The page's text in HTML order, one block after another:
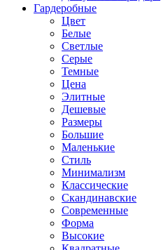
Гардеробные
Цвет
Белые
Светлые
Серые
Темные
Цена
Элитные
Дешевые
Размеры
Большие
Маленькие
Стиль
Минимализм
Классические
Скандинавские
Современные
Форма
Высокие